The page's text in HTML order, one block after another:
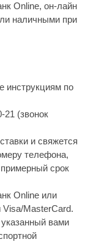
Online, он-лайн
наличными при
инструкциям по
(звонок
и свяжется
телефона,
срок
Online или
Visa/MasterCard.
вами